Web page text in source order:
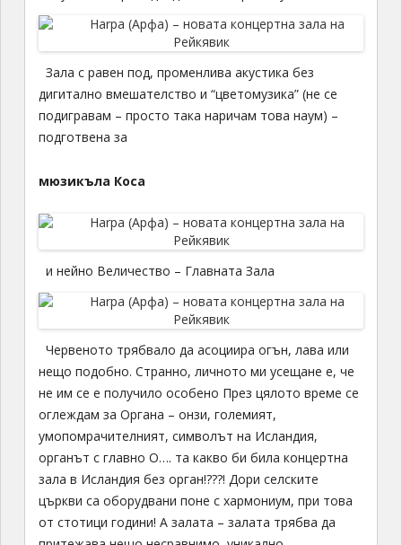
Зала с равен под, променлива акустика без
дигитално вмешателство и “цветомузика” (не се
подигравам – просто така наричам това наум) –
подготвена за
мюзикъла Коса
и нейно Величество – Главната Зала
Червеното трябвало да асоциира огън, лава или
нещо подобно. Странно, личното ми усещане е, че
не им се е получило особено През цялото време се
оглеждам за Органа – онзи, големият,
умопомрачителният, символът на Исландия,
органът с главно О…. та какво би била концертна
зала в Исландия без орган!???! Дори селските
църкви са оборудвани поне с хармониум, при това
от стотици години! А залата – залата трябва да